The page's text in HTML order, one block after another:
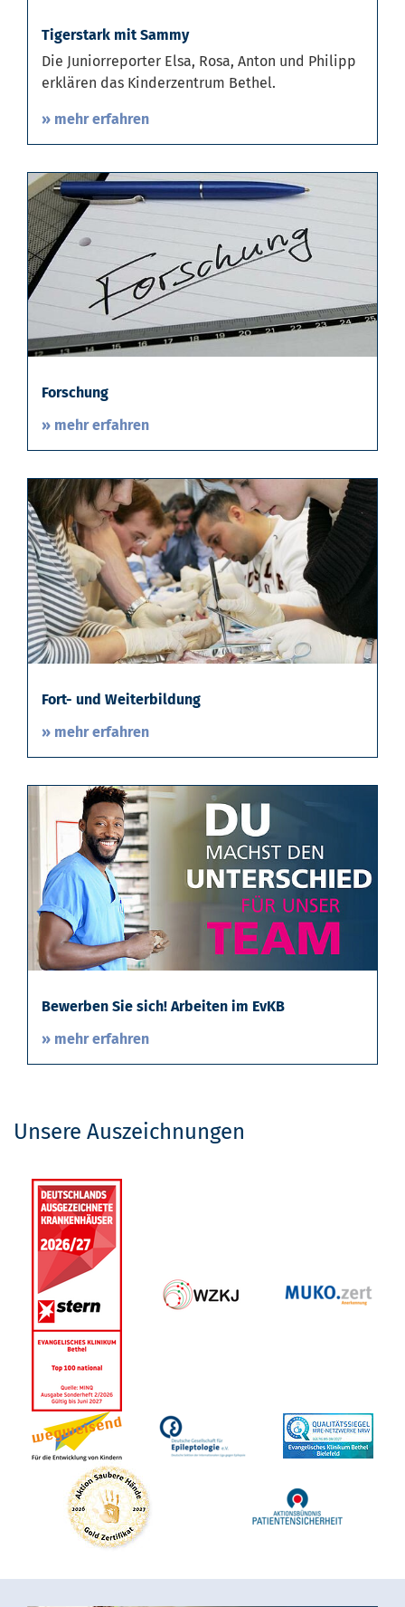
Tigerstark mit Sammy
Die Juniorreporter Elsa, Rosa, Anton und Philipp
erklären das Kinderzentrum Bethel.
» mehr erfahren
Forschung
» mehr erfahren
Fort- und Weiterbildung
» mehr erfahren
Bewerben Sie sich! Arbeiten im EvKB
» mehr erfahren
Unsere Auszeichnungen